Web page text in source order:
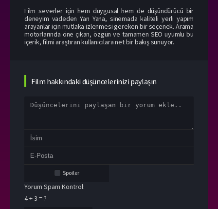
Film severler için hem duygusal hem de düşündürücü bir
deneyim vadeden Yan Yana, sinemada kaliteli yerli yapım
arayanlar için mutlaka izlenmesi gereken bir seçenek. Arama
motorlarında öne çıkan, özgün ve tamamen SEO uyumlu bu
içerik, filmi araştıran kullanıcılara net bir bakış sunuyor.
Film hakkındaki düşüncelerinizi paylaşın
Spoiler
Yorum Spam Kontrol:
4 + 3 = ?